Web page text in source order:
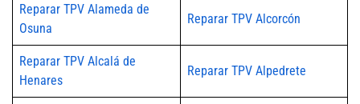
Reparar TPV Alameda de
Osuna
Reparar TPV Alcorcón
Reparar TPV Alcalá de
Henares
Reparar TPV Alpedrete